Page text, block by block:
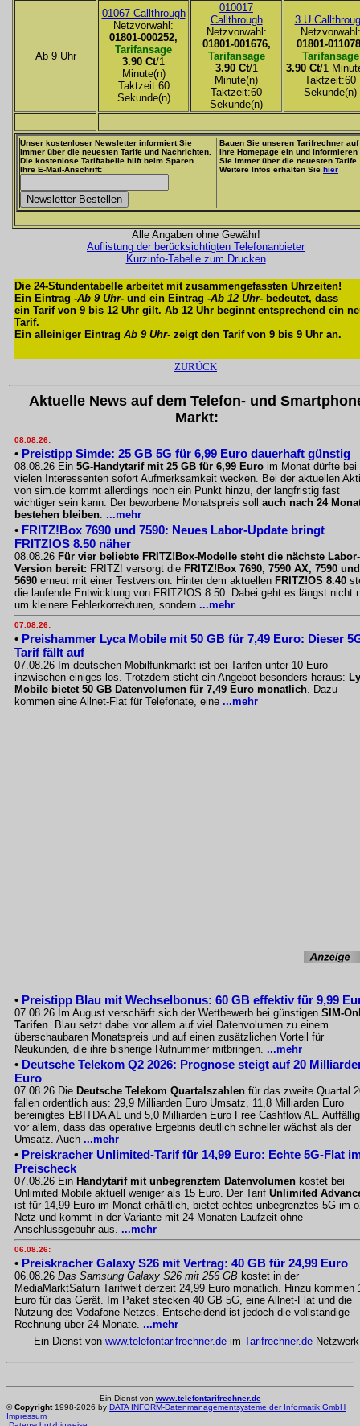
Ab 9 Uhr
01067 Callthrough
Netzvorwahl:
01801-000252,
Tarifansage
3.90 Ct/1
Minute(n)
Taktzeit:60
Sekunde(n)
010017
Callthrough
Netzvorwahl:
01801-001676,
Tarifansage
3.90 Ct/1
Minute(n)
Taktzeit:60
Sekunde(n)
3 U
Netzvorwahl:
01801-
Tarifansage
3.90 Ct/1
Taktzeit:60
Sekunde(n)
Unser kostenloser Newsletter informiert Sie
immer über die neuesten Tarife und Nachrichten.
Die kostenlose Tariftabelle hilft beim Sparen.
Ihre E-Mail-Anschrift:
Bauen Sie unseren Tarifrechner auf
Ihre Homepage ein und Informieren
Sie immer über die neuesten Tarife.
Weitere Infos erhalten Sie hier
Alle Angaben ohne Gewähr!
Auflistung der berücksichtigten Telefonanbieter
Kurzinfo-Tabelle zum Drucken
Die 24-Stundentabelle arbeitet mit zusammengefassten Uhrzeiten!
Ein Eintrag -Ab 9 Uhr- und ein Eintrag -Ab 12 Uhr- bedeutet, dass
ein Tarif von 9 bis 12 Uhr gilt. Ab 12 Uhr beginnt entsprechend ein
Tarif.
Ein alleiniger Eintrag Ab 9 Uhr- zeigt den Tarif von 9 bis 9 Uhr an.
ZURÜCK
Aktuelle News auf dem Telefon- und
Markt:
08.08.26:
• Preistipp Simde: 25 GB 5G für 6,99 Euro dauerhaft günstig
08.08.26 Ein 5G-Handytarif mit 25 GB für 6,99 Euro im Monat dürfte bei
vielen Interessenten sofort Aufmerksamkeit wecken. Bei der aktuellen
von sim.de kommt allerdings noch ein Punkt hinzu, der langfristig fast
wichtiger sein kann: Der beworbene Monatspreis soll auch nach 24
bestehen bleiben. ...mehr
• FRITZ!Box 7690 und 7590: Neues Labor-Update bringt
FRITZ!OS 8.50 näher
08.08.26 Für vier beliebte FRITZ!Box-Modelle steht die nächste Labor-
Version bereit: FRITZ! versorgt die FRITZ!Box 7690, 7590 AX, 7590 und
5690 erneut mit einer Testversion. Hinter dem aktuellen FRITZ!OS 8.40
die laufende Entwicklung von FRITZ!OS 8.50. Dabei geht es längst nicht
um kleinere Fehlerkorrekturen, sondern ...mehr
07.08.26:
• Preishammer Lyca Mobile mit 50 GB für 7,49 Euro: Dieser
Tarif fällt auf
07.08.26 Im deutschen Mobilfunkmarkt ist bei Tarifen unter 10 Euro
inzwischen einiges los. Trotzdem sticht ein Angebot besonders heraus:
Mobile bietet 50 GB Datenvolumen für 7,49 Euro monatlich. Dazu
kommen eine Allnet-Flat für Telefonate, eine ...mehr
• Preistipp Blau mit Wechselbonus: 60 GB effektiv für 9,99
07.08.26 Im August verschärft sich der Wettbewerb bei günstigen SIM-
Tarifen. Blau setzt dabei vor allem auf viel Datenvolumen zu einem
überschaubaren Monatspreis und auf einen zusätzlichen Vorteil für
Neukunden, die ihre bisherige Rufnummer mitbringen. ...mehr
• Deutsche Telekom Q2 2026: Prognose steigt auf 20
Euro
07.08.26 Die Deutsche Telekom Quartalszahlen für das zweite Quartal
fallen ordentlich aus: 29,9 Milliarden Euro Umsatz, 11,8 Milliarden Euro
bereinigtes EBITDA AL und 5,0 Milliarden Euro Free Cashflow AL.
vor allem, dass das operative Ergebnis deutlich schneller wächst als der
Umsatz. Auch ...mehr
• Preiskracher Unlimited-Tarif für 14,99 Euro: Echte 5G-Flat
Preischeck
07.08.26 Ein Handytarif mit unbegrenztem Datenvolumen kostet bei
Unlimited Mobile aktuell weniger als 15 Euro. Der Tarif Unlimited
ist für 14,99 Euro im Monat erhältlich, bietet echtes unbegrenztes 5G im
Netz und kommt in der Variante mit 24 Monaten Laufzeit ohne
Anschlussgebühr aus. ...mehr
06.08.26:
• Preiskracher Galaxy S26 mit Vertrag: 40 GB für 24,99 Euro
06.08.26 Das Samsung Galaxy S26 mit 256 GB kostet in der
MediaMarktSaturn Tarifwelt derzeit 24,99 Euro monatlich. Hinzu kommen
Euro für das Gerät. Im Paket stecken 40 GB 5G, eine Allnet-Flat und die
Nutzung des Vodafone-Netzes. Entscheidend ist jedoch die vollständige
Rechnung über 24 Monate. ...mehr
Ein Dienst von www.telefontarifrechner.de im Tarifrechner.de Netzwerk
Ein Dienst von www.telefontarifrechner.de
©Copyright1998-2026 by DATA INFORM-Datenmanagementsysteme der Informatik GmbH
Impressum